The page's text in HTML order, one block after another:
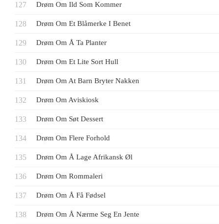
Drøm Om Ild Som Kommer
Drøm Om Et Blåmerke I Benet
Drøm Om Å Ta Planter
Drøm Om Et Lite Sort Hull
Drøm Om At Barn Bryter Nakken
Drøm Om Aviskiosk
Drøm Om Søt Dessert
Drøm Om Flere Forhold
Drøm Om Å Lage Afrikansk Øl
Drøm Om Rommaleri
Drøm Om Å Få Fødsel
Drøm Om Å Nærme Seg En Jente